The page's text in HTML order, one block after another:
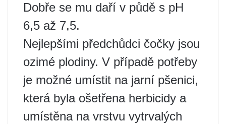
Dobře se mu daří v půdě s pH
6,5 až 7,5.
Nejlepšími předchůdci čočky jsou
ozimé plodiny. V případě potřeby
je možné umístit na jarní pšenici,
která byla ošetřena herbicidy a
umístěna na vrstvu vytrvalých